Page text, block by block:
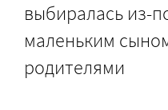
выбиралась из-
маленьким
родителями